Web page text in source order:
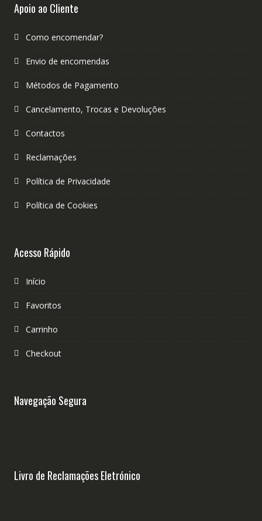
Apoio ao Cliente
Como encomendar?
Envio de encomendas
Métodos de Pagamento
Cancelamento, Trocas e Devoluções
Contactos
Reclamações
Política de Privacidade
Política de Cookies
Acesso Rápido
Início
Favoritos
Carrinho
Checkout
Navegação Segura
Livro de Reclamações Eletrónico